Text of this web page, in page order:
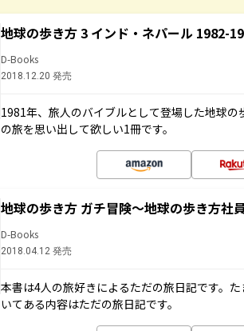
地球の歩き方 3 インド・ネパール 1982-
D-Books
2018.12.20 発売
1981年、旅人のバイブルとして登場した地球
の旅を思い出して欲しい1冊です。
地球の歩き方 ガチ冒険～地球の歩き方社
D-Books
2018.04.12 発売
本書は4人の旅好きによるただの旅日記です。
いてある内容はただの旅日記です。